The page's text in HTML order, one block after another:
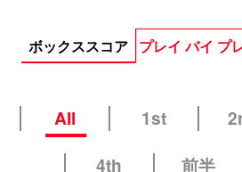
ボックススコア プレイ バイ プ
All 1st
4th
前半